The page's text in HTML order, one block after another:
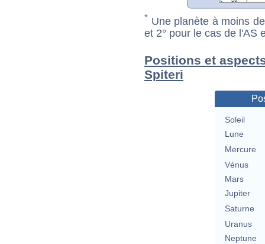
* Une planète à moins
et 2° pour le cas de l'AS
Positions et
Spiteri
Soleil
Lune
Mercure
Vénus
Mars
Jupiter
Saturne
Uranus
Neptune